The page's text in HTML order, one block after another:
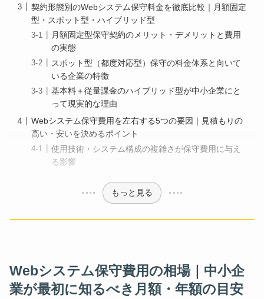
契約形態別のWebシステム保守料金を徹底比較｜月額固定
型・スポット型・ハイブリッド型
月額固定型保守契約のメリット・デメリットと費用
の実態
スポット型（都度対応型）保守の料金体系と向いて
いる企業の特徴
基本料＋従量課金のハイブリッド型が中小企業にと
って現実的な理由
Webシステム保守費用を左右する5つの要因｜見積もりの
高い・安いを決めるポイント
使用技術・システム構成の複雑さが保守費用に与え
る影響
もっと見る
Webシステム保守費用の相場｜中小企
業が最初に知るべき月額・年額の目安